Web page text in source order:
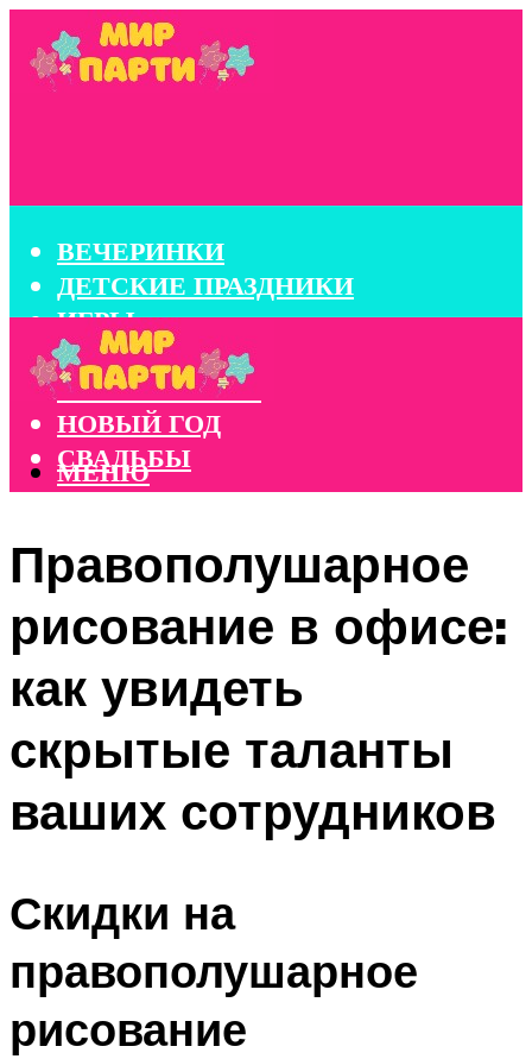
ВЕЧЕРИНКИ
ДЕТСКИЕ ПРАЗДНИКИ
ИГРЫ
КОНКУРСЫ
КОРПОРАТИВЫ
НОВЫЙ ГОД
СВАДЬБЫ
МЕНЮ
Правополушарное
рисование в офисе:
как увидеть
скрытые таланты
ваших сотрудников
Скидки на
правополушарное
рисование